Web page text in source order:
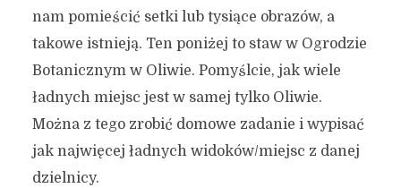
nam pomieścić setki lub tysiące obrazów, a
takowe istnieją. Ten poniżej to staw w Ogrodzie
Botanicznym w Oliwie. Pomyślcie, jak wiele
ładnych miejsc jest w samej tylko Oliwie.
Można z tego zrobić domowe zadanie i wypisać
jak najwięcej ładnych widoków/miejsc z danej
dzielnicy.